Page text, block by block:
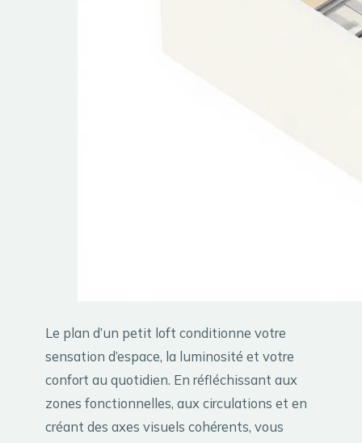
Le plan d’un petit loft conditionne votre
sensation d’espace, la luminosité et votre
confort au quotidien. En réfléchissant aux
zones fonctionnelles, aux circulations et en
créant des axes visuels cohérents, vous